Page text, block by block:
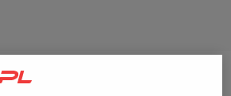
i Wojciech Szczęsny po raz